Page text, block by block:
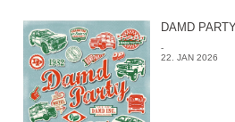
DAMD
-
22. JAN 2026